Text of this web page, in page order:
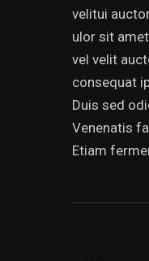
velitui
ulor sit
vel velit
consequat
Duis sed
Venenatis
Etiam